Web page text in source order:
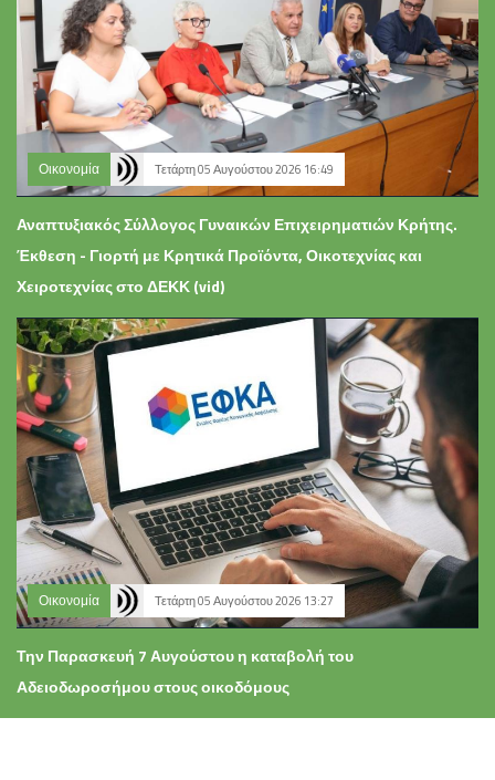
Οικονομία Τετάρτη 05 Αυγούστου 2026 16:49
Αναπτυξιακός Σύλλογος Γυναικών Επιχειρηματιών Κρήτης.
Έκθεση - Γιορτή με Κρητικά Προϊόντα, Οικοτεχνίας και
Χειροτεχνίας στο ΔΕΚΚ (vid)
Οικονομία Τετάρτη 05 Αυγούστου 2026 13:27
Την Παρασκευή 7 Αυγούστου η καταβολή του
Αδειοδωροσήμου στους οικοδόμους